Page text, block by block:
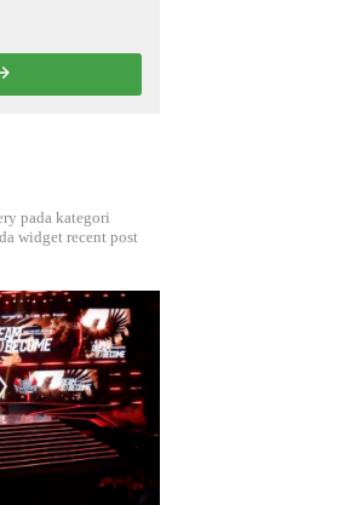
pada kategori
widget recent post